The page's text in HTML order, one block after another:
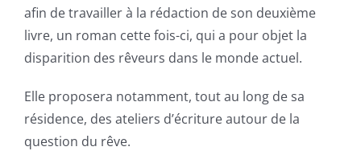
afin de travailler à la rédaction de son deuxième
livre, un roman cette fois-ci, qui a pour objet la
disparition des rêveurs dans le monde actuel.
Elle proposera notamment, tout au long de sa
résidence, des ateliers d’écriture autour de la
question du rêve.